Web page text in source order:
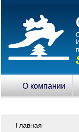
О компании
Главная